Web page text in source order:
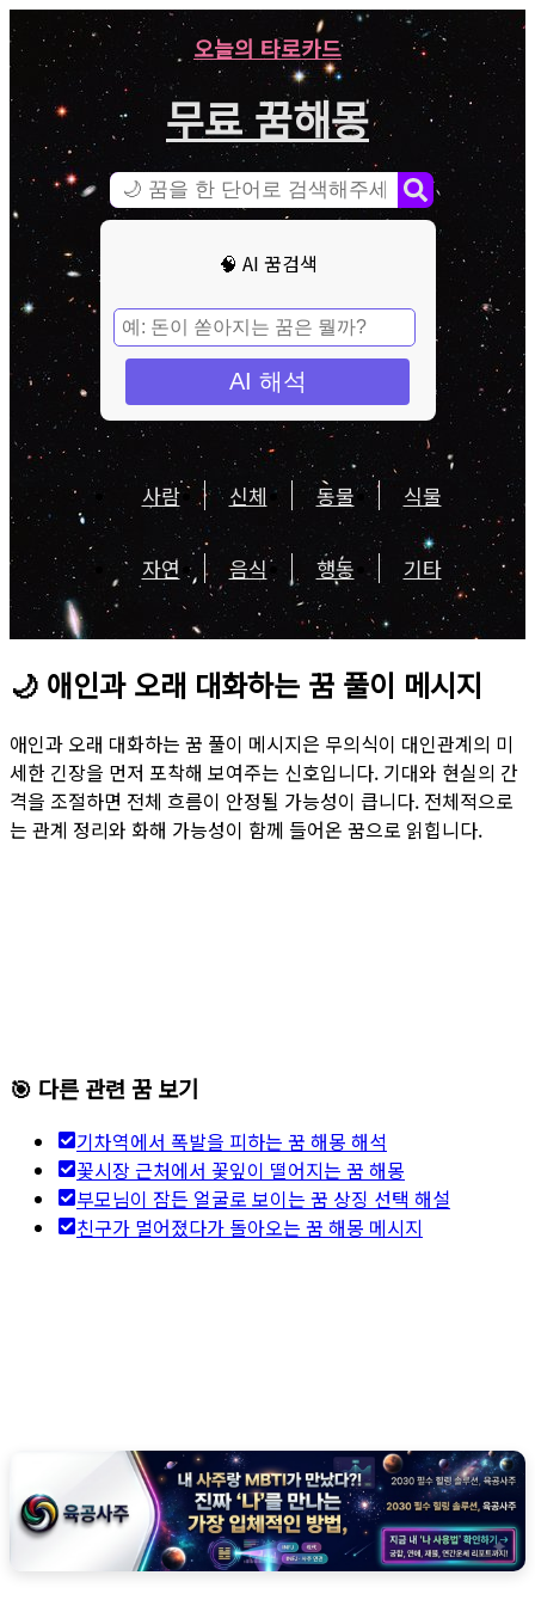
오늘의 타로카드
무료 꿈해몽
🧠 AI 꿈검색
AI 해석
사람 신체 동물 식물
자연 음식 행동 기타
🌙 애인과 오래 대화하는 꿈 풀이 메시지
애인과 오래 대화하는 꿈 풀이 메시지은 무의식이 대인관계의 미
세한 긴장을 먼저 포착해 보여주는 신호입니다. 기대와 현실의 간
격을 조절하면 전체 흐름이 안정될 가능성이 큽니다. 전체적으로
는 관계 정리와 화해 가능성이 함께 들어온 꿈으로 읽힙니다.
🎯 다른 관련 꿈 보기
기차역에서 폭발을 피하는 꿈 해몽 해석
꽃시장 근처에서 꽃잎이 떨어지는 꿈 해몽
부모님이 잠든 얼굴로 보이는 꿈 상징 선택 해설
친구가 멀어졌다가 돌아오는 꿈 해몽 메시지